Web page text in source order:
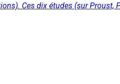
Ces dix études (sur Proust,